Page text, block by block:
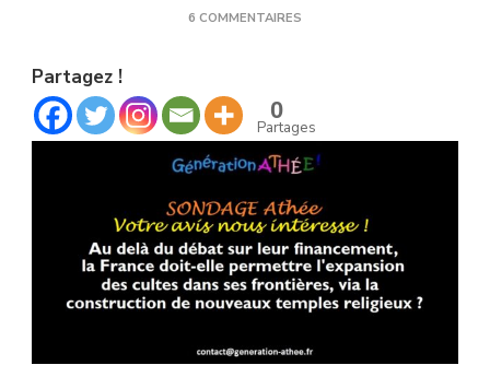
6 COMMENTAIRES
INTÉRESSE
!
Partagez !
0
Partages